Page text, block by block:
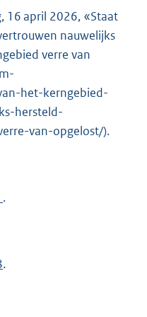
16 april 2026, «Staat
nauwelijks
verre van
het-kerngebied-
hersteld-
van-opgelost/).
.
.